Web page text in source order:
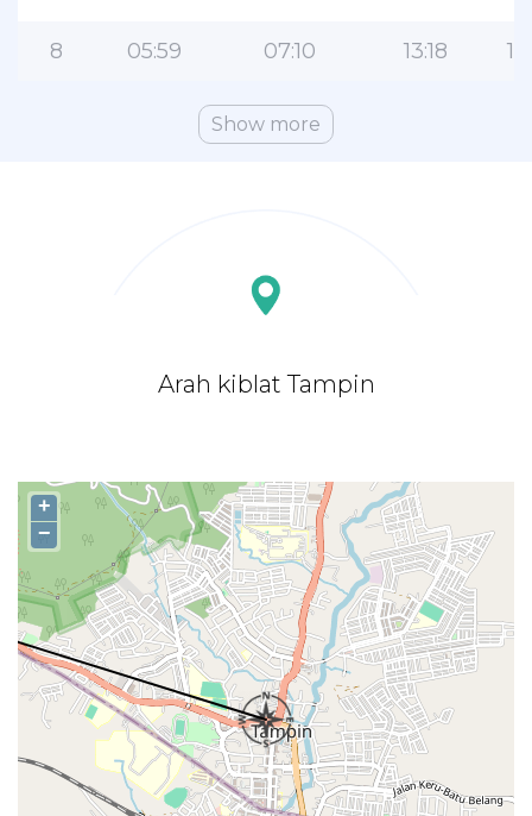
8 05:59 07:10 13:18
Show more
Arah kiblat Tampin
+
−